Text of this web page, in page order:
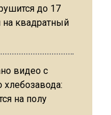
до 17
квадратный